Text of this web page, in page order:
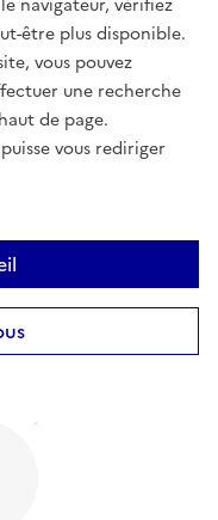
navigateur, vérifiez
être plus disponible.
vous pouvez
une recherche
de page.
vous rediriger